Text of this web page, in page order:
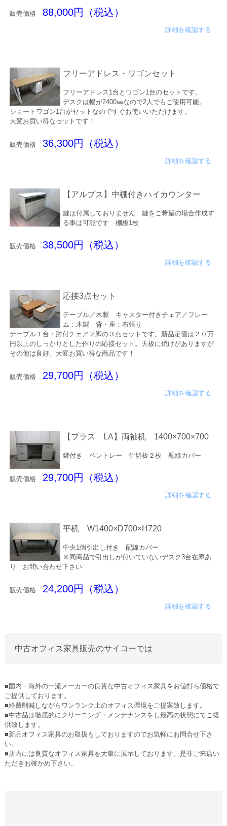
販売価格 88,000円（税込）
詳細を確認する
フリーアドレス・ワゴンセット
フリーアドレス1台とワゴン1台のセットです。
デスクは幅が2400㎜なので2人でもご使用可能。
ショートワゴン1台がセットなのですぐお使いいただけます。
大変お買い得なセットです！
販売価格 36,300円（税込）
詳細を確認する
【アルプス】中棚付きハイカウンター
鍵は付属しておりません 鍵をご希望の場合作成す
る事は可能です 棚板1枚
販売価格 38,500円（税込）
詳細を確認する
応接3点セット
テーブル／木製 キャスター付きチェア／フレー
ム：木製 背・座：布張り
テーブル１台・肘付チェア２脚の３点セットです。新品定価は２０万
円以上のしっかりとした作りの応接セット。天板に焼けがありますが
その他は良好。大変お買い得な商品です！
販売価格 29,700円（税込）
詳細を確認する
【プラス LA】両袖机 1400×700×700
鍵付き ペントレー 仕切板２枚 配線カバー
販売価格 29,700円（税込）
詳細を確認する
平机 W1400×D700×H720
中央1個引出し付き 配線カバー
※同商品で引出しが付いていないデスク3台在庫あ
り お問い合わせ下さい
販売価格 24,200円（税込）
詳細を確認する
中古オフィス家具販売のサイコーでは
■国内・海外の一流メーカーの良質な中古オフィス家具をお値打ち価格で
ご提供しております。
■経費削減しながらワンランク上のオフィス環境をご提案致します。
■中古品は徹底的にクリーニング・メンテナンスをし最高の状態にてご提
供致します。
■新品オフィス家具のお取扱もしておりますのでお気軽にお問合せ下さ
い。
■店内には良質なオフィス家具を大量に展示しております。是非ご来店い
ただきお確かめ下さい。